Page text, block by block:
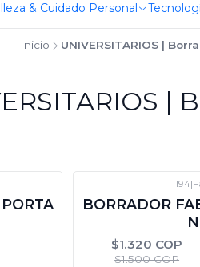
& Cuidado Personal
Inicio UNIVERSITARIOS |
|
194|
BORRADOR
$1.320 COP
$1.500 COP